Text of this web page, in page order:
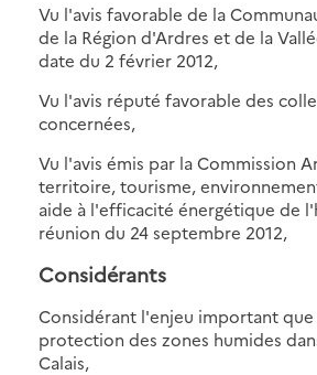
Vu l'avis favorable de la
de la Région d'Ardres et de la
date du 2 février 2012,
Vu l'avis réputé favorable des
concernées,
Vu l'avis émis par la Commission
territoire, tourisme,
aide à l'efficacité énergétique de
réunion du 24 septembre 2012,
Considérants
Considérant l'enjeu important
protection des zones humides
Calais,